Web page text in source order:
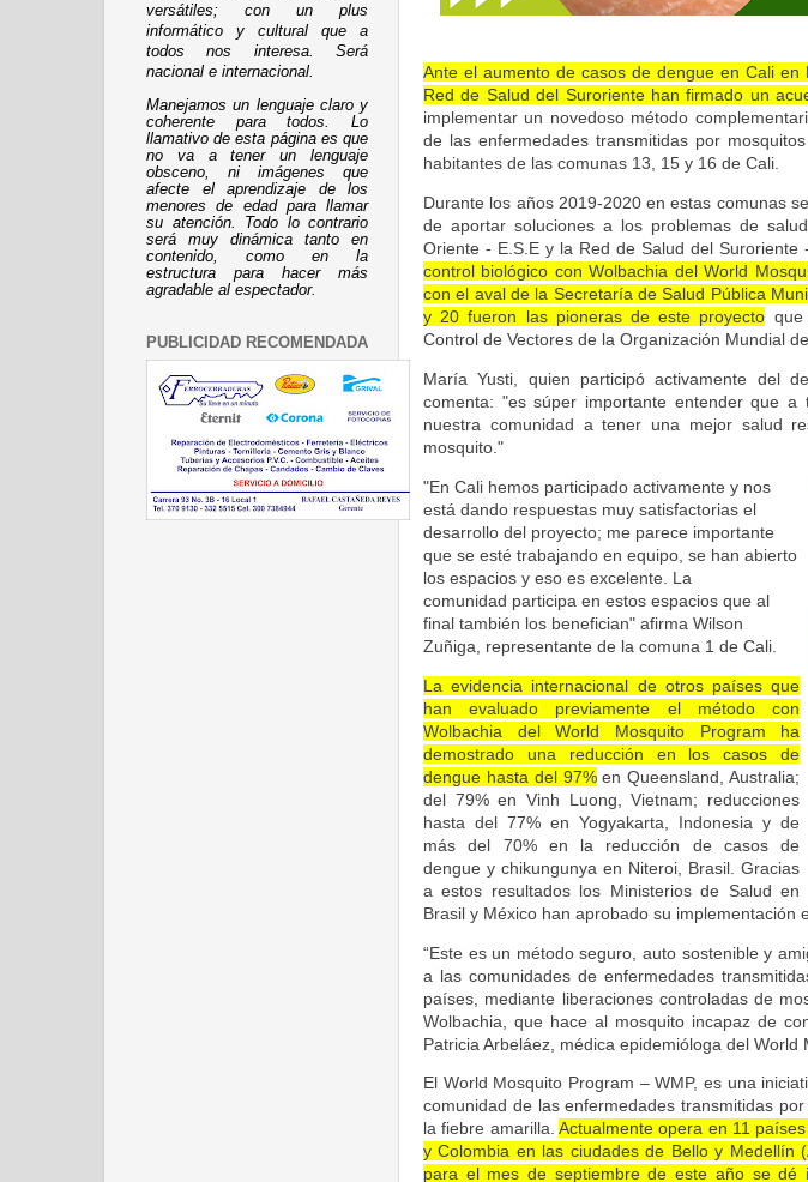
Ante el aumento de casos de dengue en Cali
Red de Salud del Suroriente han firmado un
implementar un novedoso método
de las enfermedades transmitidas por
habitantes de las comunas 13, 15 y 16 de Cali.
Durante los años 2019-2020 en estas comunas
de aportar soluciones a los problemas de
Oriente - E.S.E y la Red de Salud del Suroriente -
control biológico con Wolbachia del World
con el aval de la Secretaría de Salud Pública
y 20 fueron las pioneras de este proyecto
Control de Vectores de la Organización Mundial
María Yusti, quien participó activamente del
comenta: "es súper importante entender que
nuestra comunidad a tener una mejor salud
mosquito."
"En Cali hemos participado activamente y nos
está dando respuestas muy satisfactorias el
desarrollo del proyecto; me parece importante
que se esté trabajando en equipo, se han abierto
los espacios y eso es excelente. La
comunidad participa en estos espacios que al
final también los benefician" afirma Wilson
Zuñiga, representante de la comuna 1 de Cali.
La evidencia internacional de otros países que
han evaluado previamente el método con
Wolbachia del World Mosquito Program ha
demostrado una reducción en los casos de
dengue hasta del 97%en Queensland, Australia;
del 79% en Vinh Luong, Vietnam; reducciones
hasta del 77% en Yogyakarta, Indonesia y de
más del 70% en la reducción de casos de
dengue y chikungunya en Niteroi, Brasil. Gracias
a estos resultados los Ministerios de Salud en
Brasil y México han aprobado su implementación
“Este es un método seguro, auto sostenible y
a las comunidades de enfermedades
países, mediante liberaciones controladas de
Wolbachia, que hace al mosquito incapaz de
Patricia Arbeláez, médica epidemióloga del World
El World Mosquito Program – WMP, es una
comunidad de las enfermedades transmitidas
la fiebre amarilla. Actualmente opera en 11
y Colombia en las ciudades de Bello y Medellín
para el mes de septiembre de este año se dé
versátiles; con un plus
informático y cultural que a
todos nos interesa. Será
nacional e internacional.
Manejamos un lenguaje claro y
coherente para todos. Lo
llamativo de esta página es que
no va a tener un lenguaje
obsceno, ni imágenes que
afecte el aprendizaje de los
menores de edad para llamar
su atención. Todo lo contrario
será muy dinámica tanto en
contenido, como en la
estructura para hacer más
agradable al espectador.
PUBLICIDAD RECOMENDADA